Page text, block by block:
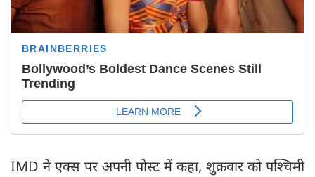
IMD ने एक्स पर अपनी पोस्ट में कहा, शुक्रवार को पश्चिमी